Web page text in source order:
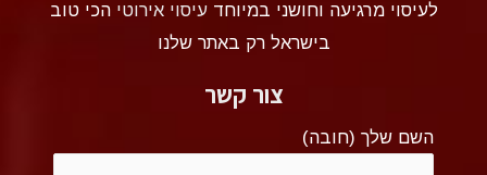
לעיסוי מרגיעה וחושני במיוחדעיסוי אירוטי הכי טוב
בישראל רק באתר שלנו
צור קשר
השם שלך (חובה)